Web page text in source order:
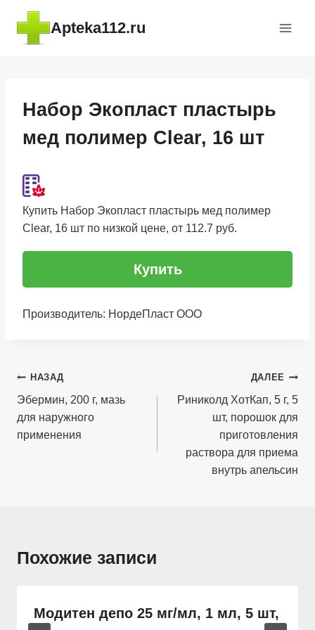
Перейти
содержимому
Apteka112.ru
Набор Экопласт пластырь
мед полимер Clear, 16 шт
Купить Набор Экопласт пластырь мед полимер
Clear, 16 шт по низкой цене, от 112.7 руб.
Купить
Производитель: НордеПласт ООО
Навигация
по
записям
НАЗАД
Эбермин, 200 г, мазь
для наружного
применения
ДАЛЕЕ
Риниколд ХотКап, 5 г, 5
шт, порошок для
приготовления
раствора для приема
внутрь апельсин
Похожие записи
Модитен депо 25 мг/мл, 1 мл, 5 шт,